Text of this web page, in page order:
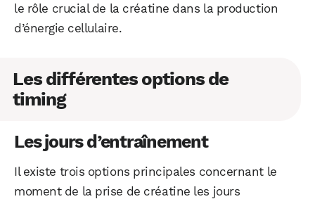
le rôle crucial de la créatine dans la production
d’énergie cellulaire.
Les différentes options de
timing
Les jours d’entraînement
Il existe trois options principales concernant le
moment de la prise de créatine les jours